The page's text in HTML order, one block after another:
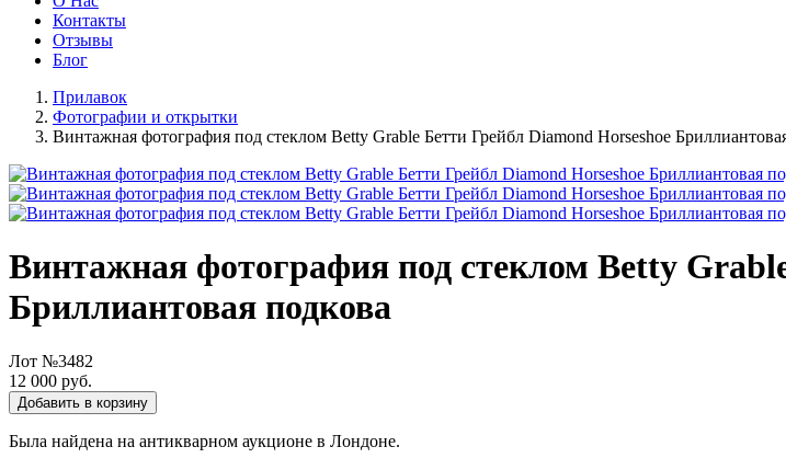
Контакты
Отзывы
Блог
Прилавок
Фотографии и открытки
Винтажная фотография под стеклом Betty Grable Бетти Грейбл Diamond Horseshoe
Винтажная фотография под стеклом Betty
Бриллиантовая подкова
Лот №3482
12 000 руб.
Добавить в корзину
Была найдена на антикварном аукционе в Лондоне.